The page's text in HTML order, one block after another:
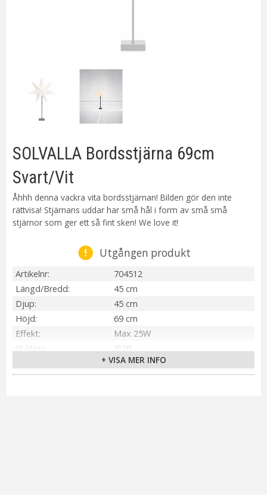
SOLVALLA Bordsstjärna 69cm
Svart/Vit
Åhhh denna vackra vita bordsstjärnan! Bilden gör den inte
rättvisa! Stjärnans uddar har små hål i form av små små
stjärnor som ger ett så fint sken! We love it!
Utgången produkt
Artikelnr
704512
Längd/Bredd
45 cm
Djup
45 cm
Höjd
69 cm
Effekt
Max 25W
IP-klass
IP20
Svart, Vit (Trä)
Ljuskälla
Ingår Ej
+ VISA MER INFO